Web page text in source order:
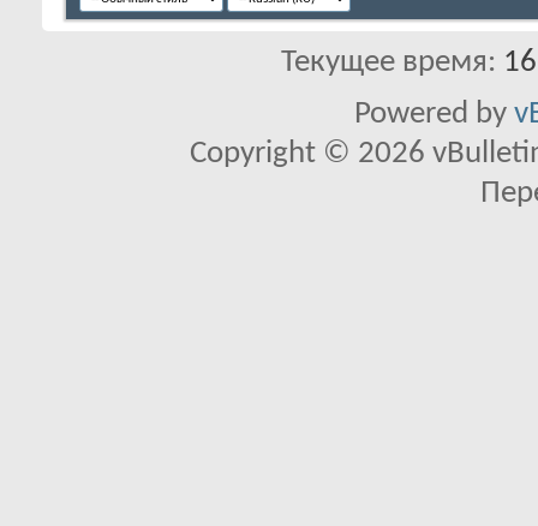
Текущее время:
Powered by
Copyright © 2026